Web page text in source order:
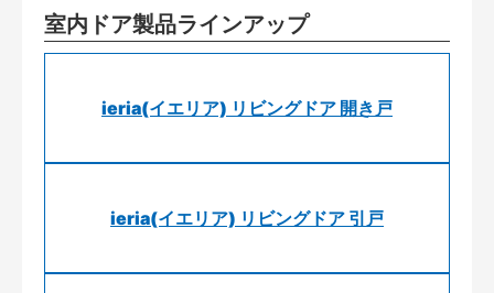
室内ドア製品ラインアップ
ieria(イエリア) リビングドア 開き戸
ieria(イエリア) リビングドア 引戸